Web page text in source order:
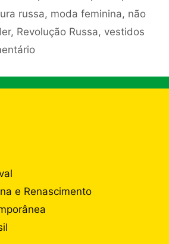
russa, moda feminina, não
, Revolução Russa, vestidos
e Renascimento